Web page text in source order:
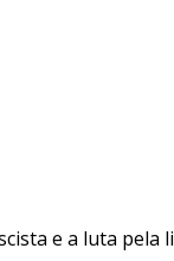
e a luta pela